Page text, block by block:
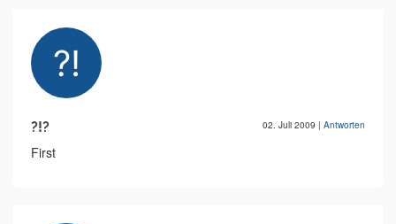
?!? 02. Juli 2009 | Antworten
First